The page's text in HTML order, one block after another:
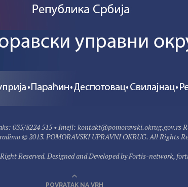
035/8224 515 • Imejl: kontakt@pomoravski.okrug.gov.rs
© 2013. POMORAVSKI UPRAVNI OKRUG. All Rights
Reserved. Designed and Developed byFortis-network,
POVRATAK NA VRH